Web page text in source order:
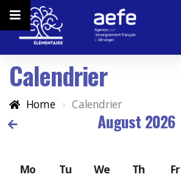
Calendrier
Home Calendrier
August 2026
Mo Tu We Th Fr